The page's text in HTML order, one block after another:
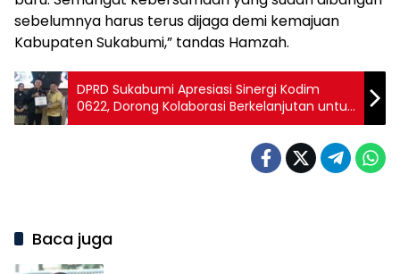
sebelumnya harus terus dijaga demi kemajuan
Kabupaten Sukabumi,” tandas Hamzah.
DPRD Sukabumi Apresiasi Sinergi Kodim
0622, Dorong Kolaborasi Berkelanjutan untuk
Pembangunan Daerah
Baca juga